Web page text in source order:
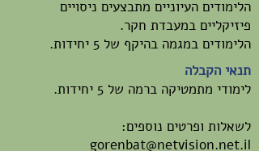
הלימודים העיוניים מתבצעים ניסויים
פיזיקליים במעבדת חקר.
הלימודים במגמה בהיקף של 5 יחידות.
תנאי הקבלה
לימודי מתמטיקה ברמה של 5 יחידות.
לשאלות ופרטים נוספים:
gorenbat@netvision.net.il